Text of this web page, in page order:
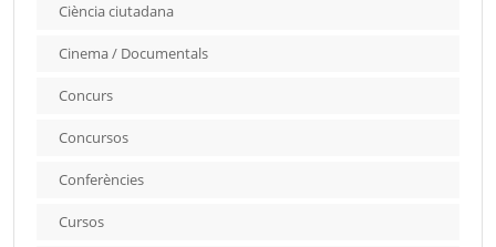
Ciència ciutadana
Cinema / Documentals
Concurs
Concursos
Conferències
Cursos